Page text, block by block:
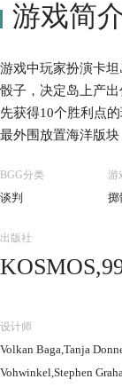
游戏简
游戏中玩家扮演卡
骰子，决定岛上产
先获得10个胜利点
最外围放置海洋版
漠里。 玩家回合阶
易。如果骰子掷出7
获得10个胜利点即
老玩家和新手的魅
BGG分类
谈判
游
掷
出版社
cartes
Giochi
a,Hobby
设计师
Volkan Baga,Tanja
Vohwinkel,Stephen